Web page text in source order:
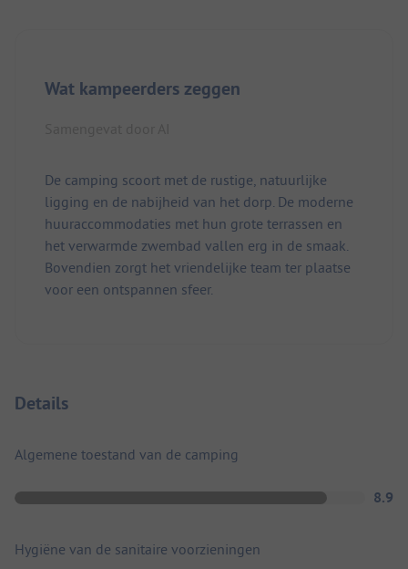
Wat kampeerders zeggen
De camping scoort met de rustige, natuurlijke
ligging en de nabijheid van het dorp. De moderne
huuraccommodaties met hun grote terrassen en
het verwarmde zwembad vallen erg in de smaak.
Bovendien zorgt het vriendelijke team ter plaatse
voor een ontspannen sfeer.
Details
Algemene toestand van de camping
8.9
Hygiëne van de sanitaire voorzieningen